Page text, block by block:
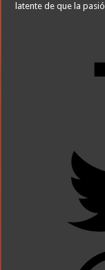
latente de que la